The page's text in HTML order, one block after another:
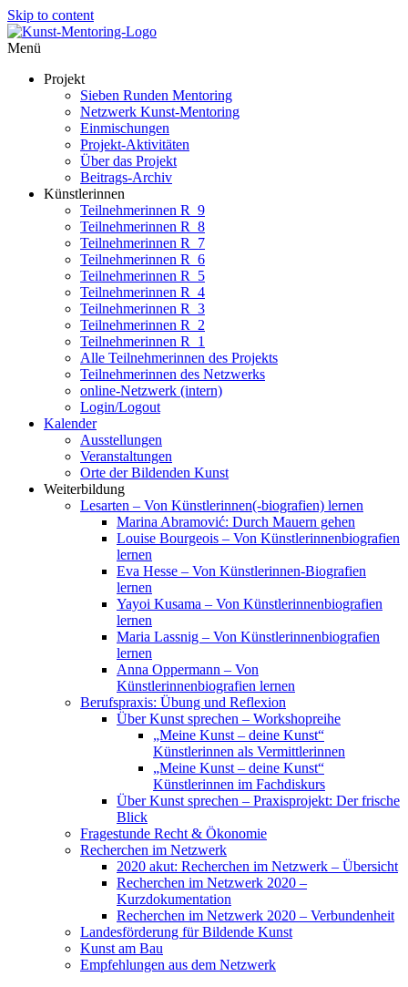
Skip to content
Menü
Projekt
Sieben Runden Mentoring
Netzwerk Kunst-Mentoring
Einmischungen
Projekt-Aktivitäten
Über das Projekt
Beitrags-Archiv
Künstlerinnen
Teilnehmerinnen R_9
Teilnehmerinnen R_8
Teilnehmerinnen R_7
Teilnehmerinnen R_6
Teilnehmerinnen R_5
Teilnehmerinnen R_4
Teilnehmerinnen R_3
Teilnehmerinnen R_2
Teilnehmerinnen R_1
Alle Teilnehmerinnen des Projekts
Teilnehmerinnen des Netzwerks
online-Netzwerk (intern)
Login/Logout
Kalender
Ausstellungen
Veranstaltungen
Orte der Bildenden Kunst
Weiterbildung
Lesarten – Von Künstlerinnen(-biografien) lernen
Marina Abramović: Durch Mauern gehen
Louise Bourgeois – Von Künstlerinnenbiografien
lernen
Eva Hesse – Von Künstlerinnen-Biografien
lernen
Yayoi Kusama – Von Künstlerinnenbiografien
lernen
Maria Lassnig – Von Künstlerinnenbiografien
lernen
Anna Oppermann – Von
Künstlerinnenbiografien lernen
Berufspraxis: Übung und Reflexion
Über Kunst sprechen – Workshopreihe
„Meine Kunst – deine Kunst“
Künstlerinnen als Vermittlerinnen
„Meine Kunst – deine Kunst“
Künstlerinnen im Fachdiskurs
Über Kunst sprechen – Praxisprojekt: Der frische
Blick
Fragestunde Recht & Ökonomie
Recherchen im Netzwerk
2020 akut: Recherchen im Netzwerk – Übersicht
Recherchen im Netzwerk 2020 –
Kurzdokumentation
Recherchen im Netzwerk 2020 – Verbundenheit
Landesförderung für Bildende Kunst
Kunst am Bau
Empfehlungen aus dem Netzwerk